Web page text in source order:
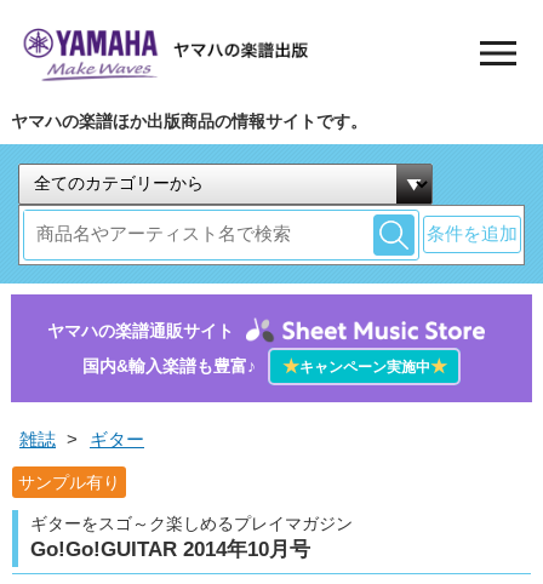
ヤマハの楽譜ほか出版商品の情報サイトです。
条件を追加
ヤマハの楽譜通販サイト
国内&輸入楽譜も豊富♪
★キャンペーン実施中★
雑誌 > ギター
サンプル有り
ギターをスゴ～ク楽しめるプレイマガジン
Go!Go!GUITAR 2014年10月号